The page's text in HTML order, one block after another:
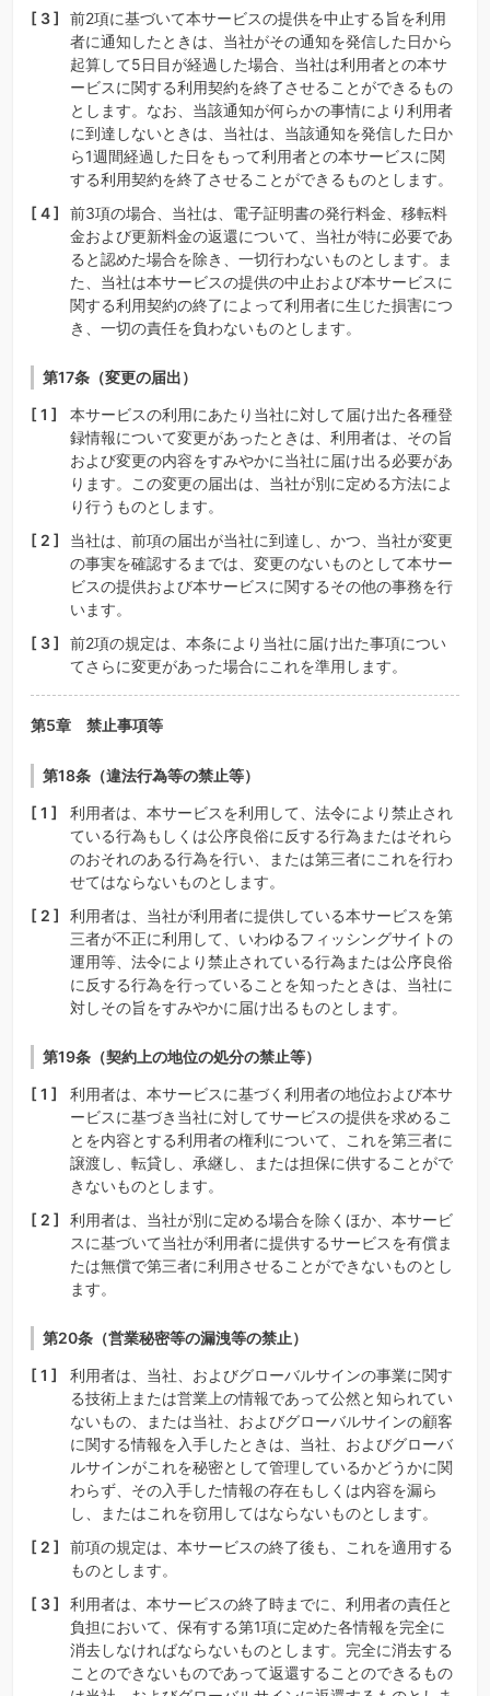
前2項に基づいて本サービスの提供を中止する旨を利用
者に通知したときは、当社がその通知を発信した日から
起算して5日目が経過した場合、当社は利用者との本サ
ービスに関する利用契約を終了させることができるもの
とします。なお、当該通知が何らかの事情により利用者
に到達しないときは、当社は、当該通知を発信した日か
ら1週間経過した日をもって利用者との本サービスに関
する利用契約を終了させることができるものとします。
前3項の場合、当社は、電子証明書の発行料金、移転料
金および更新料金の返還について、当社が特に必要であ
ると認めた場合を除き、一切行わないものとします。ま
た、当社は本サービスの提供の中止および本サービスに
関する利用契約の終了によって利用者に生じた損害につ
き、一切の責任を負わないものとします。
第17条（変更の届出）
本サービスの利用にあたり当社に対して届け出た各種登
録情報について変更があったときは、利用者は、その旨
および変更の内容をすみやかに当社に届け出る必要があ
ります。この変更の届出は、当社が別に定める方法によ
り行うものとします。
当社は、前項の届出が当社に到達し、かつ、当社が変更
の事実を確認するまでは、変更のないものとして本サー
ビスの提供および本サービスに関するその他の事務を行
います。
前2項の規定は、本条により当社に届け出た事項につい
てさらに変更があった場合にこれを準用します。
第5章 禁止事項等
第18条（違法行為等の禁止等）
利用者は、本サービスを利用して、法令により禁止され
ている行為もしくは公序良俗に反する行為またはそれら
のおそれのある行為を行い、または第三者にこれを行わ
せてはならないものとします。
利用者は、当社が利用者に提供している本サービスを第
三者が不正に利用して、いわゆるフィッシングサイトの
運用等、法令により禁止されている行為または公序良俗
に反する行為を行っていることを知ったときは、当社に
対しその旨をすみやかに届け出るものとします。
第19条（契約上の地位の処分の禁止等）
利用者は、本サービスに基づく利用者の地位および本サ
ービスに基づき当社に対してサービスの提供を求めるこ
とを内容とする利用者の権利について、これを第三者に
譲渡し、転貸し、承継し、または担保に供することがで
きないものとします。
利用者は、当社が別に定める場合を除くほか、本サービ
スに基づいて当社が利用者に提供するサービスを有償ま
たは無償で第三者に利用させることができないものとし
ます。
第20条（営業秘密等の漏洩等の禁止）
利用者は、当社、およびグローバルサインの事業に関す
る技術上または営業上の情報であって公然と知られてい
ないもの、または当社、およびグローバルサインの顧客
に関する情報を入手したときは、当社、およびグローバ
ルサインがこれを秘密として管理しているかどうかに関
わらず、その入手した情報の存在もしくは内容を漏ら
し、またはこれを窃用してはならないものとします。
前項の規定は、本サービスの終了後も、これを適用する
ものとします。
利用者は、本サービスの終了時までに、利用者の責任と
負担において、保有する第1項に定めた各情報を完全に
消去しなければならないものとします。完全に消去する
ことのできないものであって返還することのできるもの